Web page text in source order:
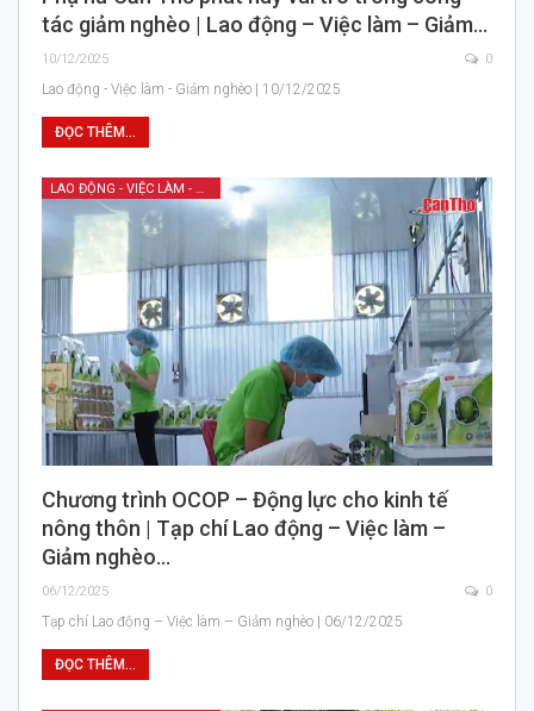
tác giảm nghèo | Lao động – Việc làm – Giảm…
10/12/2025 0
Lao động - Việc làm - Giảm nghèo | 10/12/2025
ĐỌC THÊM...
LAO ĐỘNG - VIỆC LÀM - GIẢM NGHÈO
Chương trình OCOP – Động lực cho kinh tế
nông thôn | Tạp chí Lao động – Việc làm –
Giảm nghèo…
06/12/2025 0
Tạp chí Lao động – Việc làm – Giảm nghèo | 06/12/2025
ĐỌC THÊM...